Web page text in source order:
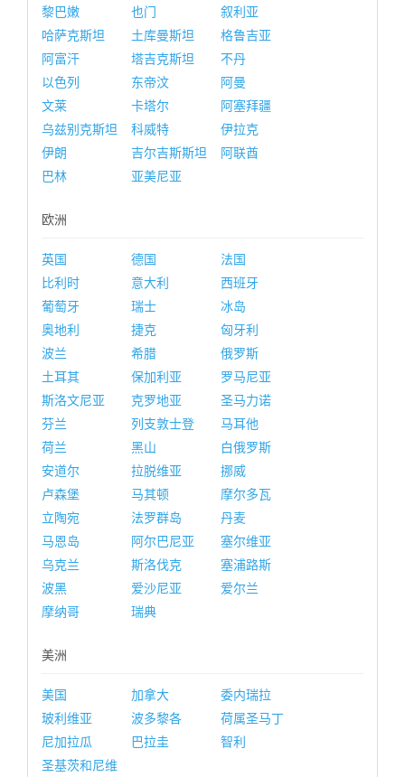
黎巴嫩
也门
叙利亚
哈萨克斯坦
土库曼斯坦
格鲁吉亚
阿富汗
塔吉克斯坦
不丹
以色列
东帝汶
阿曼
文莱
卡塔尔
阿塞拜疆
乌兹别克斯坦
科威特
伊拉克
伊朗
吉尔吉斯斯坦
阿联酋
巴林
亚美尼亚
欧洲
英国 德国
法国
比利时
意大利
西班牙
葡萄牙
瑞士
冰岛
奥地利
捷克
匈牙利
波兰
希腊
俄罗斯
土耳其
保加利亚
罗马尼亚
斯洛文尼亚
克罗地亚
圣马力诺
芬兰
列支敦士登
马耳他
荷兰
黑山
白俄罗斯
安道尔
拉脱维亚
挪威
卢森堡
马其顿
摩尔多瓦
立陶宛
法罗群岛
丹麦
马恩岛
阿尔巴尼亚
塞尔维亚
乌克兰
斯洛伐克
塞浦路斯
波黑
爱沙尼亚
爱尔兰
摩纳哥
瑞典
美洲
美国 加拿大
委内瑞拉
玻利维亚
波多黎各
荷属圣马丁
尼加拉瓜
巴拉圭
智利
圣基茨和尼维